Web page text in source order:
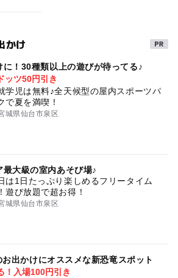
かけ
！30種類以上の遊びが待ってる♪
ッツ50円引き
学児は無料♪全天候型の屋内スポーツパ
で夏を満喫！
城県仙台市泉区
大級の室内あそび場♪
は1日たっぷり楽しめるフリータイム
遊び放題で超お得！
城県仙台市泉区
出かけにオススメな新恐竜スポット
！入場100円引き